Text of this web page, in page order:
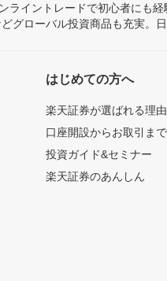
ライントレードで初心者にも
グローバル投資商品も充実。
はじめての方へ
楽天証券が選ばれる理由
口座開設からお取引ま
投資ガイド&セミナー
楽天証券のあんしん